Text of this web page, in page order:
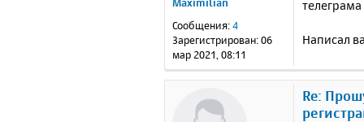
Сообщения:4
Зарегистрирован:06
мар 2021, 08:11
б
е
и
е
Написал
Re: